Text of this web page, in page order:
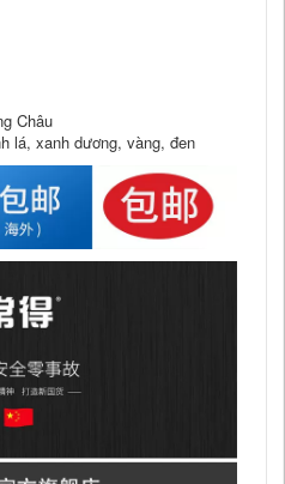
Châu
lá, xanh dương, vàng, đen